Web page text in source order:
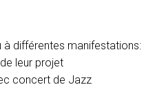
à différentes manifestations:
leur projet
concert de Jazz